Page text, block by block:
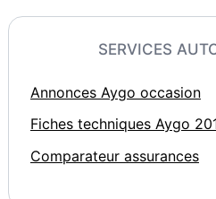
SERVICES
Annonces Aygo occasion
Fiches techniques Aygo
Comparateur assurances